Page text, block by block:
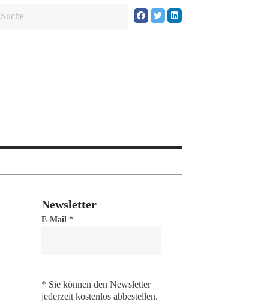
Newsletter
E-Mail *
* Sie können den Newsletter
jederzeit kostenlos abbestellen.